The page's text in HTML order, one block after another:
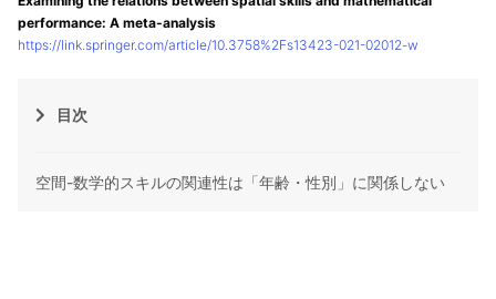
performance: A meta-analysis
https://link.springer.com/article/10.3758%2Fs13423-021-02012-w
目次
空間-数学的スキルの関連性は「年齢・性別」に関係しない